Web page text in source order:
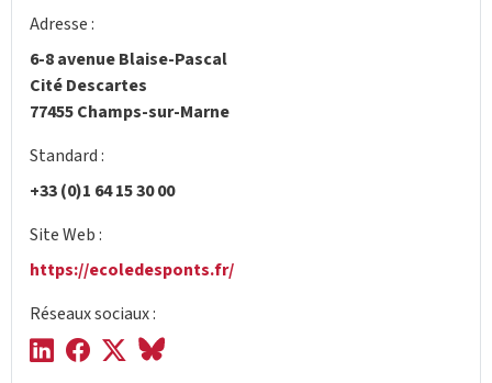
Adresse :
6-8 avenue Blaise-Pascal
Cité Descartes
77455 Champs-sur-Marne
Standard :
+33 (0)1 64 15 30 00
Site Web :
https://ecoledesponts.fr/
Réseaux sociaux :